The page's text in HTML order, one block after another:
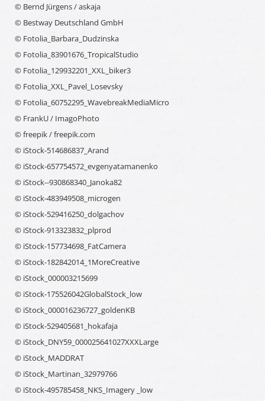
© Bernd Jürgens / askaja
© Bestway Deutschland GmbH
© Fotolia_Barbara_Dudzinska
© Fotolia_83901676_TropicalStudio
© Fotolia_129932201_XXL_biker3
© Fotolia_XXL_Pavel_Losevsky
© Fotolia_60752295_WavebreakMediaMicro
© FrankU / ImagoPhoto
© freepik / freepik.com
© iStock-514686837_Arand
© iStock-657754572_evgenyatamanenko
© iStock--930868340_Janoka82
© iStock-483949508_microgen
© iStock-529416250_dolgachov
© iStock-913323832_plprod
© iStock-157734698_FatCamera
© iStock-182842014_1MoreCreative
© iStock_000003215699
© iStock-175526042GlobalStock_low
© iStock_000016236727_goldenKB
© iStock-529405681_hokafaja
© iStock_DNY59_000025641027XXXLarge
© iStock_MADDRAT
© iStock_Martinan_32979766
© iStock-495785458_NKS_Imagery _low